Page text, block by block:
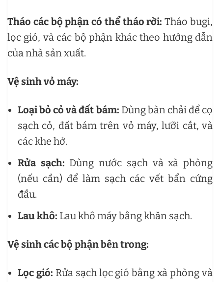
Tháo các bộ phận có thể tháo rời: Tháo bugi,
lọc gió, và các bộ phận khác theo hướng dẫn
của nhà sản xuất.
Vệ sinh vỏ máy:
Loại bỏ cỏ và đất bám: Dùng bàn chải để cọ
sạch cỏ, đất bám trên vỏ máy, lưỡi cắt, và
các khe hở.
Rửa sạch: Dùng nước sạch và xà phòng
(nếu cần) để làm sạch các vết bẩn cứng
đầu.
Lau khô: Lau khô máy bằng khăn sạch.
Vệ sinh các bộ phận bên trong:
Lọc gió: Rửa sạch lọc gió bằng xà phòng và